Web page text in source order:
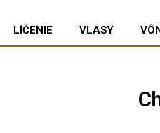
LÍČENIE VLASY